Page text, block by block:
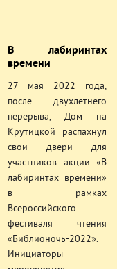
В лабиринтах
времени
27 мая 2022 года,
после двухлетнего
перерыва, Дом на
Крутицкой распахнул
свои двери для
участников акции «В
лабиринтах времени»
в рамках
Всероссийского
фестиваля чтения
«Библионочь-2022».
Инициаторы